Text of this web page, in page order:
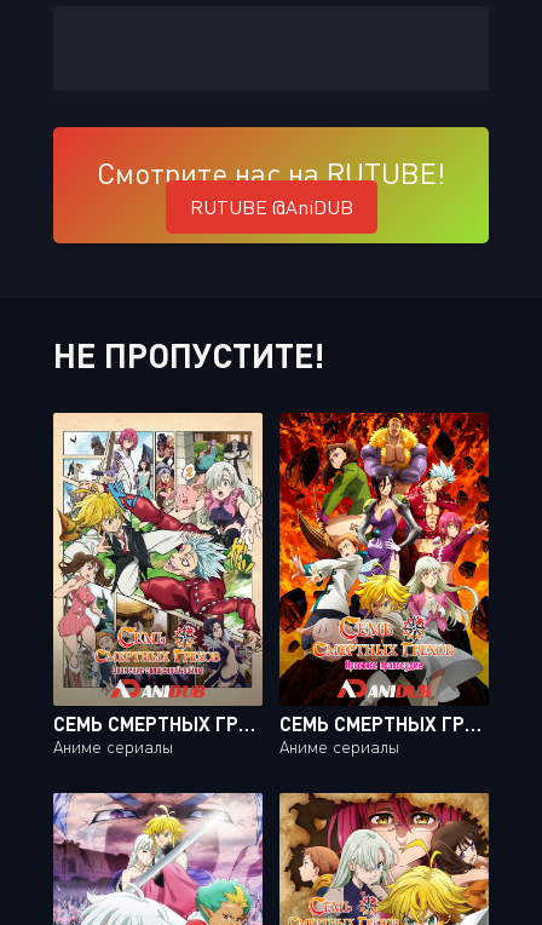
Смотрите нас на RUTUBE!
RUTUBE @AniDUB
НЕ ПРОПУСТИТЕ!
СЕМЬ СМЕРТНЫХ ГРЕХОВ: ЗНАМЕНИЕ СВЯЩЕННОЙ ВОЙНЫ ТВ-2 / NANATSU NO TAIZAI: SEISEN NO SHIRUSHI TV-2 [04 ИЗ 04]
Аниме сериалы
СЕМЬ СМЕРТНЫХ ГРЕХОВ: ЯРОСТНОЕ ПРАВОСУДИЕ / NANATSU NO TAIZAI: FUNDO NO SHINPAN [24 ИЗ 24]
Аниме сериалы